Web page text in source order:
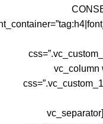
!important;}”][/
[/vc_column][vc_column width=”1/3″][vc_separator